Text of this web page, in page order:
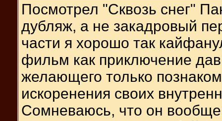
Посмотрел "Сквозь снег"
дубляж, а не закадровый
части я хорошо так
фильм как приключение
желающего только
искоренения своих
Сомневаюсь, что он вообще